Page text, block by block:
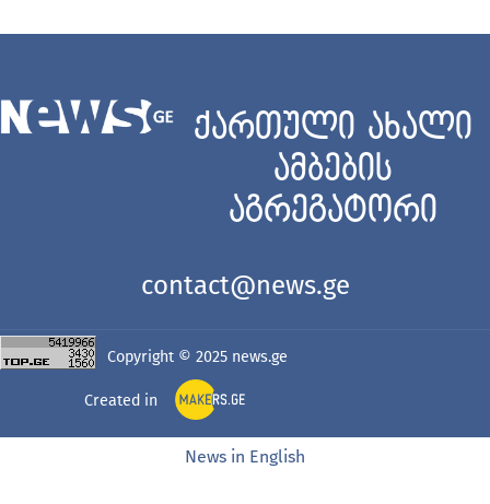
ქართული ახალი
ამბების
აგრეგატორი
contact@news.ge
Copyright © 2025 news.ge
Created in
News in English